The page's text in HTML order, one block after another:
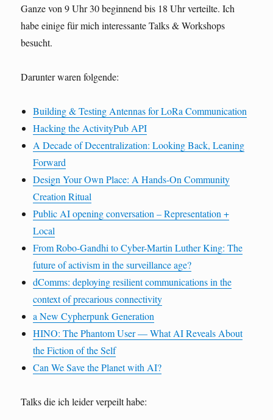
Ganze von 9 Uhr 30 beginnend bis 18 Uhr verteilte. Ich
habe einige für mich interessante Talks & Workshops
besucht.
Darunter waren folgende:
Building & Testing Antennas for LoRa Communication
Hacking the ActivityPub API
A Decade of Decentralization: Looking Back, Leaning
Forward
Design Your Own Place: A Hands-On Community
Creation Ritual
Public AI opening conversation – Representation +
Local
From Robo-Gandhi to Cyber-Martin Luther King: The
future of activism in the surveillance age?
dComms: deploying resilient communications in the
context of precarious connectivity
a New Cypherpunk Generation
HINO: The Phantom User — What AI Reveals About
the Fiction of the Self
Can We Save the Planet with AI?
Talks die ich leider verpeilt habe: